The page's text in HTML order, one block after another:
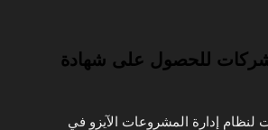
للحصول على شهادة
لنظام إدارة المشروعات الآيزو في